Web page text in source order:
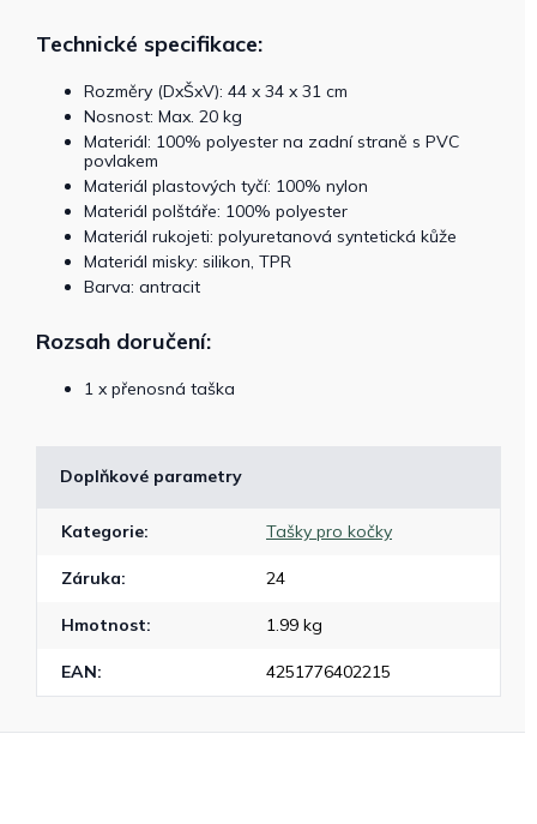
Technické specifikace:
Rozměry (DxŠxV): 44 x 34 x 31 cm
Nosnost: Max. 20 kg
Materiál: 100% polyester na zadní straně s PVC
povlakem
Materiál plastových tyčí: 100% nylon
Materiál polštáře: 100% polyester
Materiál rukojeti: polyuretanová syntetická kůže
Materiál misky: silikon, TPR
Barva: antracit
Rozsah doručení:
1 x přenosná taška
Doplňkové parametry
Kategorie: Tašky pro kočky
Záruka: 24
Hmotnost: 1.99 kg
EAN: 4251776402215